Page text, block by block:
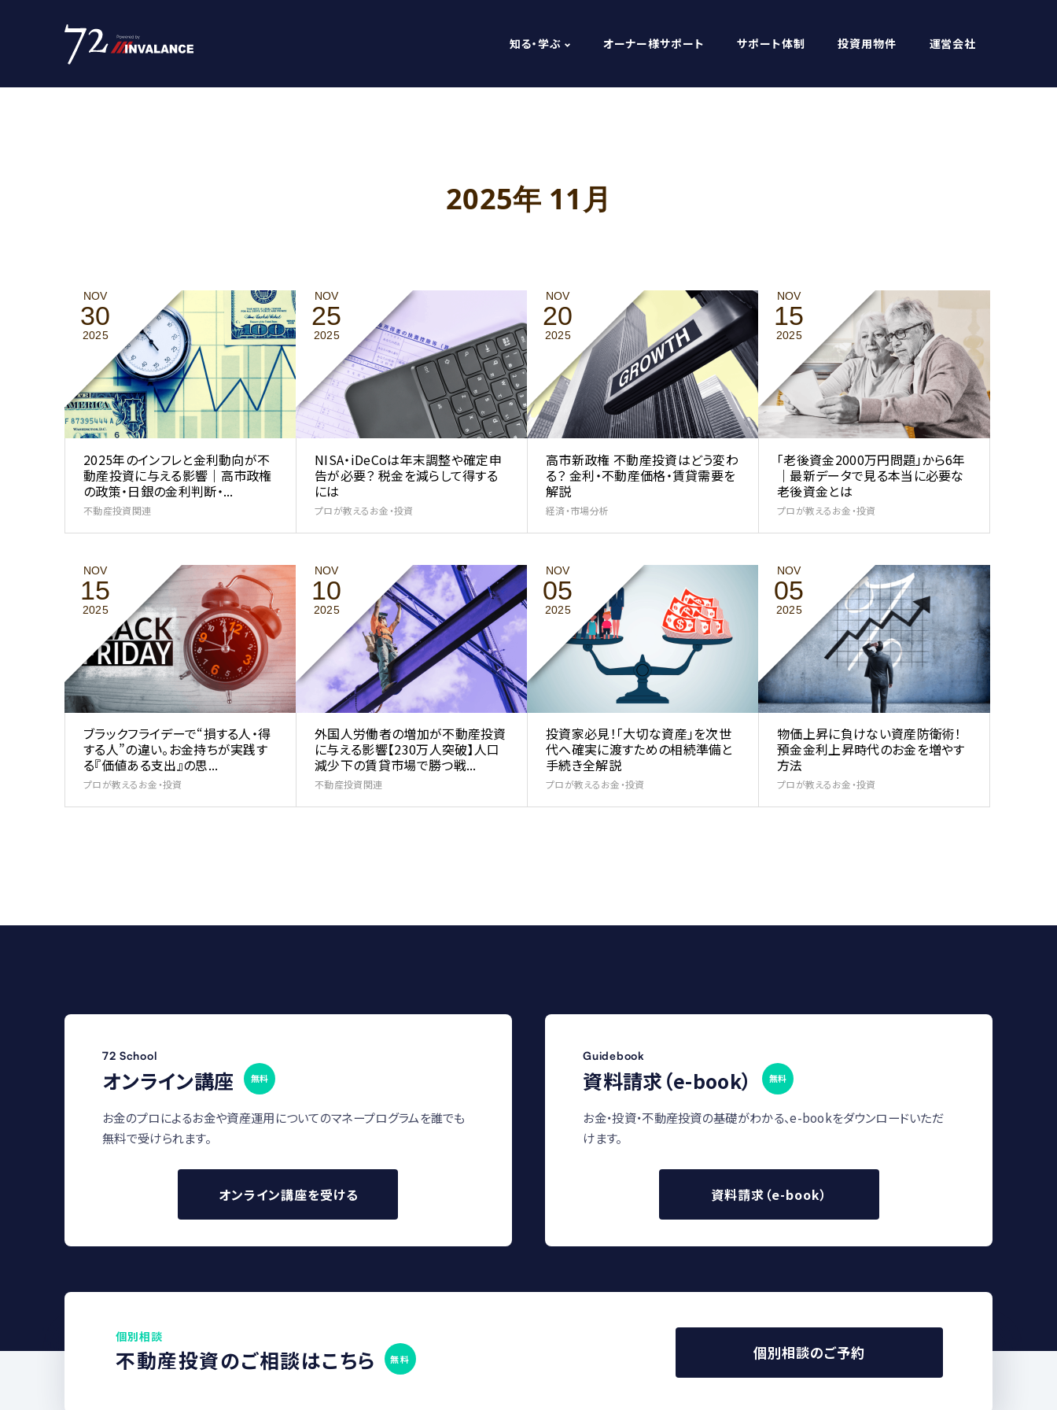
知る・学ぶ オーナー様サポート サポート体制 投資用物件 運営会社
2025年 11月
NOV
30
2025
2025年のインフレと金利動向が不
動産投資に与える影響｜高市政権
の政策・日銀の金利判断・...
不動産投資関連
NOV
25
2025
NISA・iDeCoは年末調整や確定申
告が必要？ 税金を減らして得する
には
プロが教えるお金・投資
NOV
20
2025
高市新政権 不動産投資はどう変わ
る？ 金利・不動産価格・賃貸需要を
解説
経済・市場分析
NOV
15
2025
「老後資金2000万円問題」から6年
｜最新データで見る本当に必要な
老後資金とは
プロが教えるお金・投資
NOV
15
2025
ブラックフライデーで“損する人・得
する人”の違い。お金持ちが実践す
る『価値ある支出』の思...
プロが教えるお金・投資
NOV
10
2025
外国人労働者の増加が不動産投資
に与える影響【230万人突破】人口
減少下の賃貸市場で勝つ戦...
不動産投資関連
NOV
05
2025
投資家必見！「大切な資産」を次世
代へ確実に渡すための相続準備と
手続き全解説
プロが教えるお金・投資
NOV
05
2025
物価上昇に負けない資産防衛術！
預金金利上昇時代のお金を増やす
方法
プロが教えるお金・投資
72 School
オンライン講座 無料
お金のプロによるお金や資産運用についてのマネープログラムを誰でも
無料で受けられます。
オンライン講座を受ける
Guidebook
資料請求（e-book） 無料
お金・投資・不動産投資の基礎がわかる、e-bookをダウンロードいただ
けます。
資料請求（e-book）
個別相談
不動産投資のご相談はこちら 無料 個別相談のご予約